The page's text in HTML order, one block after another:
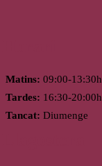
Matins: 09:00-13:30h
Tardes: 16:30-20:00h
Tancat: Diumenge